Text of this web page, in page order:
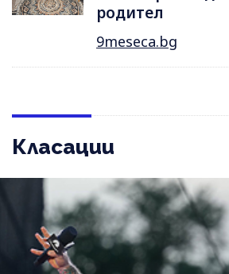
родител
9meseca.bg
Класации